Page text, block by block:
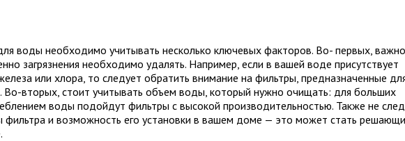
воды необходимо учитывать несколько ключевых факторов. Во- первых, важно
загрязнения необходимо удалять. Например, если в вашей воде присутствует
или хлора, то следует обратить внимание на фильтры, предназначенные
Во-вторых, стоит учитывать объем воды, который нужно очищать: для больших
воды подойдут фильтры с высокой производительностью. Также не
фильтра и возможность его установки в вашем доме — это может стать